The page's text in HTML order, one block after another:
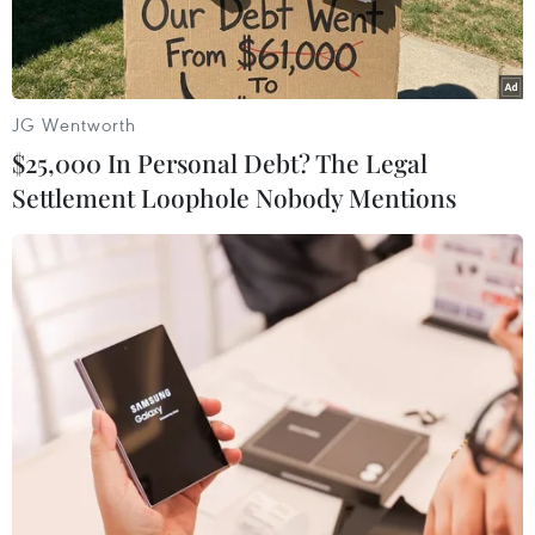
Ông Sivert Skarn, Phó Chủ tịch NordCham Việt Nam, phát biểu.
(Ảnh: Mỹ Phương/TTXVN)
Ngày 3/6, tại Thành phố Hồ Chí Minh, Hiệp hội
Doanh nghiệp Bắc Âu tại Việt Nam (NordCham
Việt Nam) cùng một số đơn vị tổ chức Hội thảo
JG Wentworth
$25,000 In Personal Debt? The Legal
Settlement Loophole Nobody Mentions